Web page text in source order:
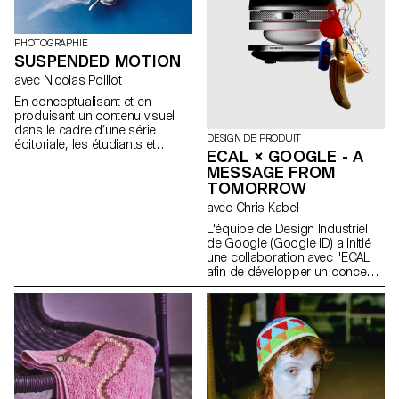
satisfaire et de prendre des
risques.
PHOTOGRAPHIE
SUSPENDED MOTION
avec Nicolas Poillot
En conceptualisant et en
produisant un contenu visuel
dans le cadre d’une série
éditoriale, les étudiants et
DESIGN DE PRODUIT
ECAL × GOOGLE - A
MESSAGE FROM
TOMORROW
avec Chris Kabel
L'équipe de Design Industriel
de Google (Google ID) a initié
une collaboration avec l'ECAL
afin de développer un concept
de produit autour du téléphone
portable qui soit inspiré d'un
rituel quotidien. Les étudiant·e·s
en Master de Design de
Produit ont été invité·e·s à
imaginer un outil innovant
adapté aux habitudes
contemporaines. À travers des